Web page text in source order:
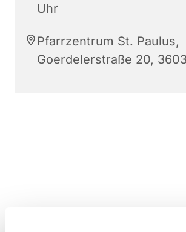
Uhr
Pfarrzentrum St. Paulus,
Goerdelerstraße 20,